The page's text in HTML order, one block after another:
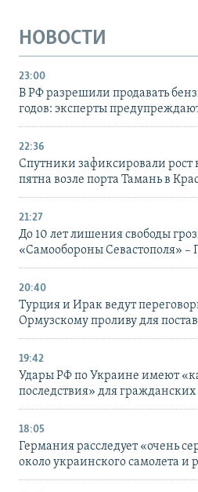
НОВОСТИ
23:00
В РФ разрешили продавать
годов: эксперты
22:36
Спутники зафиксировали рост
пятна возле порта Тамань в
21:27
До 10 лет лишения свободы
«Самообороны Севастополя» –
20:40
Турция и Ирак ведут
Ормузскому проливу для
19:42
Удары РФ по Украине имеют
последствия» для
18:05
Германия расследует «очень
около украинского самолета и